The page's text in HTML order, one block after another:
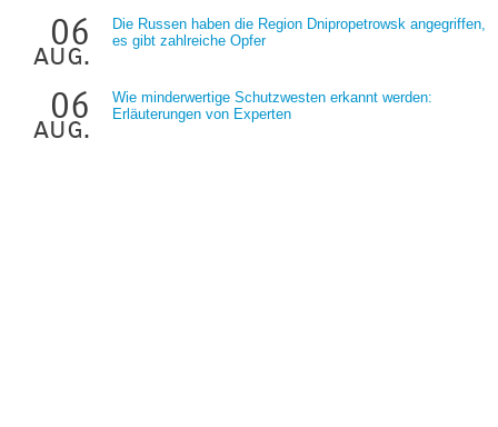
06
aug.
Die Russen haben die Region Dnipropetrowsk angegriffen,
es gibt zahlreiche Opfer
06
aug.
Wie minderwertige Schutzwesten erkannt werden:
Erläuterungen von Experten